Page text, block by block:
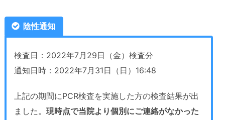
陰性通知
検査日：2022年7月29日（金）検査分
通知日時：2022年7月31日（日）16:48
上記の期間にPCR検査を実施した方の検査結果が出
ました。 現時点で当院より個別にご連絡がなかった